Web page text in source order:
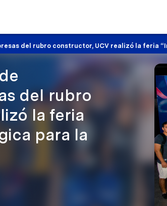
del rubro constructor, UCV realizó la feria
del rubro
la feria
para la